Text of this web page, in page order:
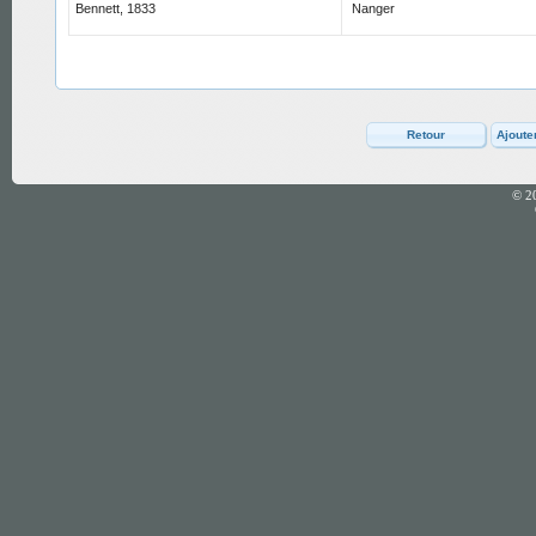
Bennett, 1833 Nanger
©